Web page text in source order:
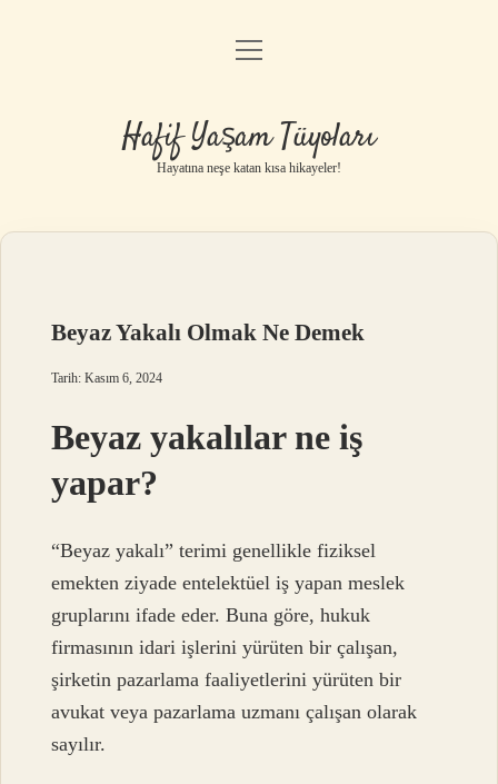
Anasayfa
Yasal Uyarı
menüyü
Hafif Yaşam Tüyoları
Hayatına neşe katan kısa hikayeler!
Beyaz Yakalı Olmak Ne Demek
Tarih: Kasım 6, 2024
Beyaz yakalılar ne iş
yapar?
“Beyaz yakalı” terimi genellikle fiziksel
emekten ziyade entelektüel iş yapan meslek
gruplarını ifade eder. Buna göre, hukuk
firmasının idari işlerini yürüten bir çalışan,
şirketin pazarlama faaliyetlerini yürüten bir
avukat veya pazarlama uzmanı çalışan olarak
sayılır.